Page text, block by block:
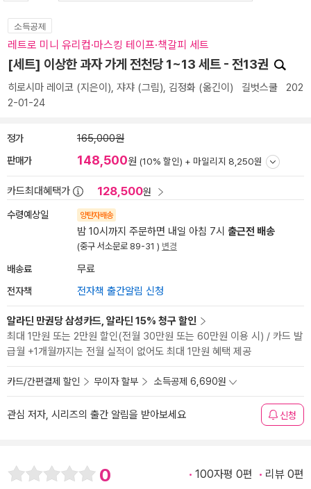
소득공제
레트로 미니 유리컵·마스킹 테이프·책갈피 세트
[세트] 이상한 과자 가게 전천당 1~13 세트 - 전13권
히로시마 레이코 (지은이), 쟈쟈 (그림), 김정화 (옮긴이) 길벗스쿨 202
2-01-24
정가 165,000원
판매가 148,500원 (10% 할인) + 마일리지 8,250원
카드최대혜택가 128,500원
수령예상일 양탄자배송
밤 10시까지 주문하면 내일 아침 7시 출근전 배송
(중구 서소문로 89-31 ) 변경
배송료 무료
전자책 전자책 출간알림 신청
알라딘 만권당 삼성카드, 알라딘 15% 청구 할인
최대 1만원 또는 2만원 할인(전월 30만원 또는 60만원 이용 시) / 카드 발
급월 +1개월까지는 전월 실적이 없어도 최대 1만원 혜택 제공
카드/간편결제 할인 무이자 할부 소득공제 6,690원
관심 저자, 시리즈의 출간 알림을 받아보세요 신청
0 100자평 0편 리뷰 0편